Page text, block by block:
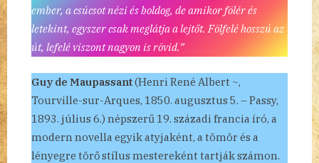
ember, a csúcsot nézi és boldog, de amikor fölér és
letekint, egyszer csak meglátja a lejtőt. Fölfelé hosszú az
út, lefelé viszont nagyon is rövid.”
Guy de Maupassant(Henri René Albert ~,
Tourville-sur-Arques, 1850. augusztus 5. – Passy,
1893. július 6.) népszerű 19. századi francia író, a
modern novella egyik atyjaként, a tömör és a
lényegre törő stílus mestereként tartják számon.